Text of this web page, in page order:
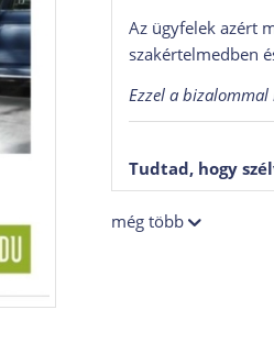
Az ügyfelek azért
szakértelmedben
Ezzel a bizalommal
Tudtad, hogy
Ismered ezeket a
és tudod, hogyan
még több